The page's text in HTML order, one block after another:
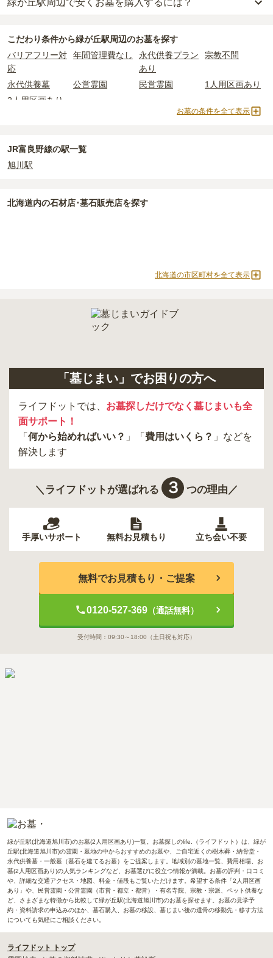
緑が丘駅周辺での購入費用の目安は、一般墓が約208万円、永代供
養墓が約22万円です。
2つが主な費用となります。
緑が丘駅周辺の一般墓の永代使用料の平均は33万円 で、墓石代は
海道の平均
です。いずれも区画の広さや墓石の大きさ・素
材によって変わります。
樹木葬・納骨堂・永代供養墓は、基本的に墓石代がかからず、永代
・開眼法要の費用：お墓を新しく建てた際に行う儀式のための費
用。僧侶に渡すお布施がかかります。
・年間管理費：お墓の管理費。契約後、毎年発生するケースがあり
現地見学では、担当者に「提示金額以外にかかる費用はないか」を
内を取り寄せることができます。
緑が丘駅周辺で安くお墓を購入するには？
円からお求めいただけます。
一般的に最も費用を抑えられるのは、他の方のご遺骨と一緒に埋葬
する
と呼ばれるタイプです。個別のお墓に
比べて省スペースで管理の手間がかからないため、費用が安く設定
されています。
価格の目安は、1名あたり5万円〜30万円程度です。
替えてお墓を探すのがおすすめです。
こだわり条件から緑が丘駅周辺のお墓を探す
バリアフリー対
応
年間管理費なし
永代供養プラン
あり
宗教不問
永代供養墓 公営霊園 民営霊園
1人用区画あり
2人用区画あり
お墓の条件を全て表示
JR富良野線の駅一覧
旭川駅
北海道内の石材店･墓石販売店を探す
北海道の市区町村を全て表示
「墓じまい」でお困りの方へ
ライフドットでは、 お墓探しだけでなく墓じまいも全
面サポート！
「 何から始めればいい？ 」「 費用はいくら？ 」などを
解決します
＼ライフドットが選ばれる ３ つの理由／
手厚いサポート 無料お見積もり 立ち会い不要
無料でお見積もり・ご提案
0120-527-369（通話無料）
受付時間： 09:30～18:00 （土日祝も対応）
緑が丘駅(北海道旭川市)のお墓(2人用区画あり)一覧。お墓探しのlife.（ライフドット）は、緑が
丘駅(北海道旭川市)の霊園・墓地の中からおすすめのお墓や、ご自宅近くの樹木葬・納骨堂・
永代供養墓・一般墓（墓石を建てるお墓）をご提案します。地域別の墓地一覧、費用相場、お
墓(2人用区画あり)の人気ランキングなど、お墓選びに役立つ情報が満載。お墓の評判・口コミ
や、詳細な交通アクセス・地図、料金・値段もご覧いただけます。希望する条件「2人用区画
あり」や、民営霊園・公営霊園（市営・都立・都営）・有名寺院、宗教・宗派、ペット供養な
ど、さまざまな特徴から比較して緑が丘駅(北海道旭川市)のお墓を探せます。お墓の見学予
約・資料請求の申込みのほか、墓石購入、お墓の移設、墓じまい後の遺骨の移動先・移す方法
についても気軽にご相談ください。
ライフドット トップ